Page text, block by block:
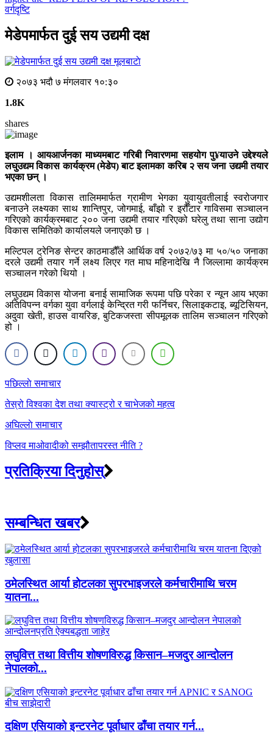
वर्गदृष्टि
मेडेपमार्फत दुई सय उद्यमी दक्ष
मूलबाटाे
२०७३ भदौ ७ मंगलवार १०:३०
1.8K
shares
इलाम । आयआर्जनका माध्यमबाट गरिबी निवारणमा सहयोग पु¥याउने उद्देश्यले
लघुउद्यम विकास कार्यक्रम (मेडेप) बाट इलामका करिब २ सय जना उद्यमी तयार
भएका छन् ।
उद्यमशीलता विकास तालिममार्फत ग्रामीण भेगका युवायुवतीलाई स्वरोजगार
बनाउने लक्ष्यका साथ शान्तिपुर, जोगमाई, बाँझो र इरौँटार गाविसमा सञ्चालन
गरिएको कार्यक्रमबाट २०० जना उद्यमी तयार गरिएको घरेलु तथा साना उद्योग
विकास समितिको कार्यालयले जनाएको छ ।
मल्टिपल ट्रेनिङ सेन्टर काठमाडौँले आर्थिक वर्ष २०७२/७३ मा ५०/५० जनाका
दरले उद्यमी तयार गर्ने लक्ष्य लिएर गत माघ महिनादेखि नै जिल्लामा कार्यक्रम
सञ्चालन गरेको थियो ।
लघुउद्यम विकास योजना बनाई सामाजिक रूपमा पछि परेका र न्यून आय भएका
अतिविपन्न वर्गका युवा वर्गलाई केन्द्रित गरी फर्निचर, सिलाइकटाइ, ब्यूटिसियन,
अदुवा खेती, हाउस वायरिङ, बुटिकजस्ता सीपमूलक तालिम सञ्चालन गरिएको
हो ।
Post
navigation
पछिल्लाे समाचार
तेस्रो विश्वका देश तथा क्यास्ट्रो र चाभेजको महत्व
अघिल्लाे समाचार
विप्लव माओवादीको सम्झौतापरस्त नीति ?
प्रतिक्रिया दिनुहोस्
सम्बन्धित खबर
ठमेलस्थित आर्या होटलका सुपरभाइजरले कर्मचारीमाथि चरम
यातना...
लघुवित्त तथा वित्तीय शोषणविरुद्ध किसान–मजदुर आन्दोलन
नेपालको...
दक्षिण एसियाको इन्टरनेट पूर्वाधार ढाँचा तयार गर्न...